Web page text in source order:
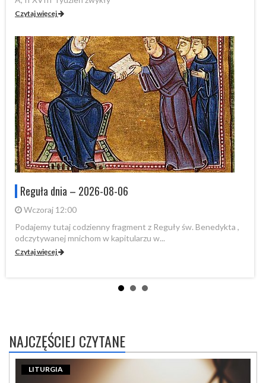
Czytaj więcej
Reguła dnia – 2026-08-06
Wczoraj 12:00
Podajemy tutaj codzienny fragment z Reguły św. Benedykta ,
odczytywanej mnichom w kapitularzu w...
Czytaj więcej
NAJCZĘŚCIEJ CZYTANE
LITURGIA